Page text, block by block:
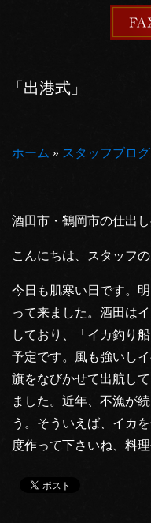
「出港式」
ホーム » スタッフブログ
酒田市・鶴岡市の仕出
こんにちは、スタッフ
今日も肌寒い日です。
って来ました。酒田は
しており、「イカ釣り
予定です。風も強いし
旗をなびかせて出航し
ました。近年、不漁が
う。そういえば、イカ
度作って下さいね、料理